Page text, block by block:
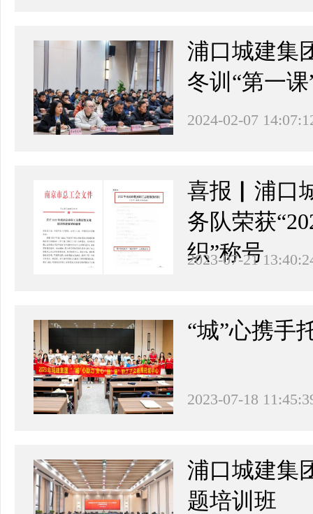
浦口城建集
冬训“第一课
2024-02-07
喜报▏浦口
务队荣获
织”称号
2023-07-21
“城”心携手
2023-07-18
浦口城建集
题培训班